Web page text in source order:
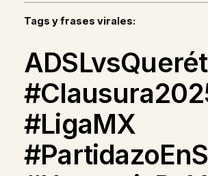
Tags y frases virales:
#LigaMX